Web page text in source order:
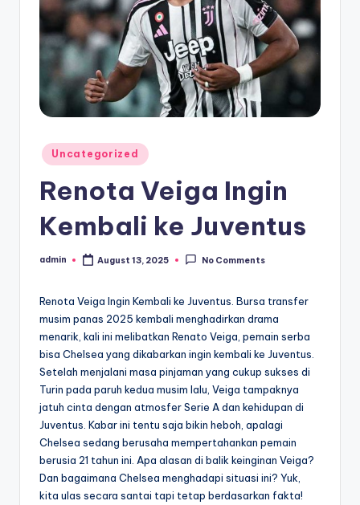
Posted
in
Uncategorized
Renota Veiga Ingin
Kembali ke Juventus
Posted
admin August 13, 2025 No Comments
Renota Veiga Ingin Kembali ke Juventus. Bursa transfer
musim panas 2025 kembali menghadirkan drama
menarik, kali ini melibatkan Renato Veiga, pemain serba
bisa Chelsea yang dikabarkan ingin kembali ke Juventus.
Setelah menjalani masa pinjaman yang cukup sukses di
Turin pada paruh kedua musim lalu, Veiga tampaknya
jatuh cinta dengan atmosfer Serie A dan kehidupan di
Juventus. Kabar ini tentu saja bikin heboh, apalagi
Chelsea sedang berusaha mempertahankan pemain
berusia 21 tahun ini. Apa alasan di balik keinginan Veiga?
Dan bagaimana Chelsea menghadapi situasi ini? Yuk,
kita ulas secara santai tapi tetap berdasarkan fakta!